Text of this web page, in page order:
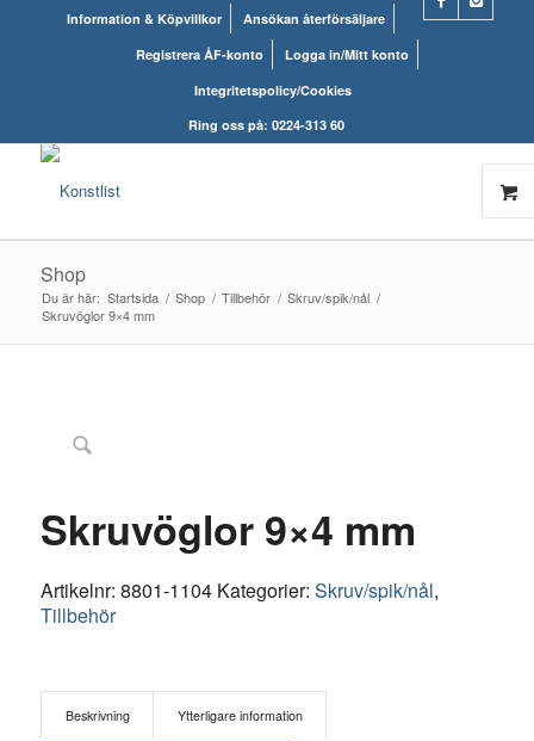
Information & Köpvillkor
Ansökan återförsäljare
Registrera ÅF-konto
Logga in/Mitt konto
Integritetspolicy/Cookies
Ring oss på: 0224-313 60
Shop
Du är här: Startsida / Shop / Tillbehör / Skruv/spik/nål /
Skruvöglor 9×4 mm
Skruvöglor 9×4 mm
Artikelnr: 8801-1104 Kategorier: Skruv/spik/nål,
Tillbehör
Beskrivning Ytterligare information